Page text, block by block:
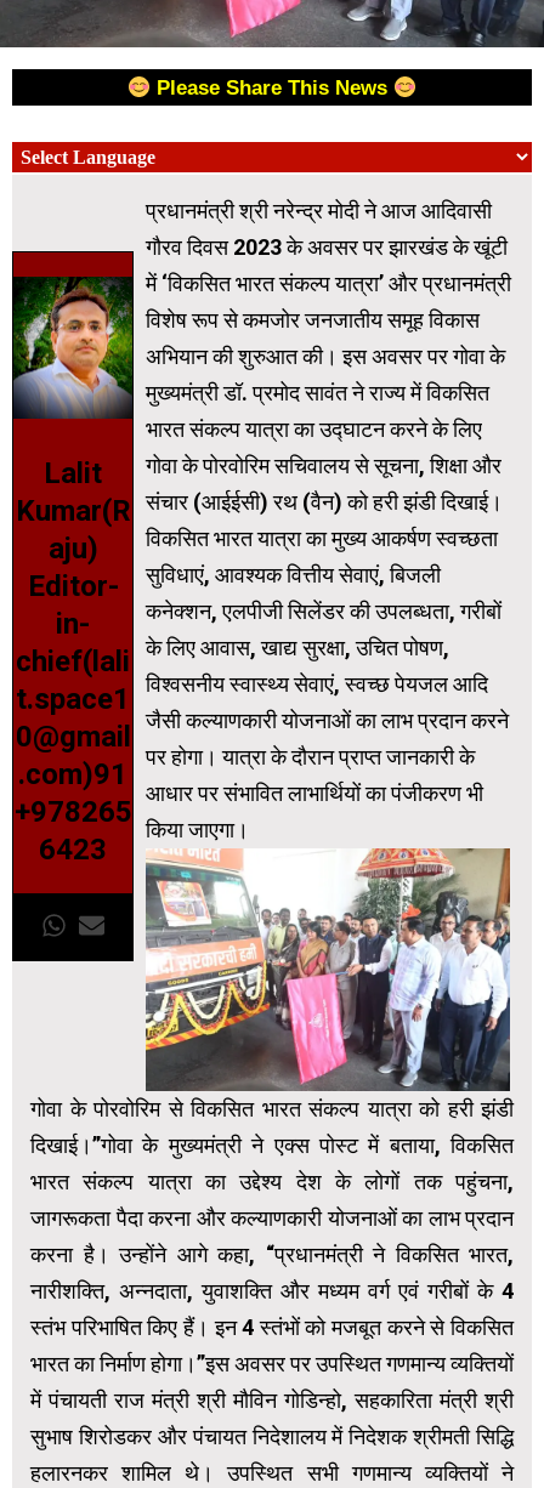
Please Share This News
Lalit
Kumar(R
aju)
Editor-
in-
chief(lali
t.space1
0@gmail
.com)91
+978265
6423
प्रधानमंत्री श्री नरेन्द्र मोदी ने आज आदिवासी
गौरव दिवस 2023 के अवसर पर झारखंड के खूंटी
में ‘विकसित भारत संकल्प यात्रा’ और प्रधानमंत्री
विशेष रूप से कमजोर जनजातीय समूह विकास
अभियान की शुरुआत की। इस अवसर पर गोवा के
मुख्यमंत्री डॉ. प्रमोद सावंत ने राज्य में विकसित
भारत संकल्प यात्रा का उद्घाटन करने के लिए
गोवा के पोरवोरिम सचिवालय से सूचना, शिक्षा और
संचार (आईईसी) रथ (वैन) को हरी झंडी दिखाई।
विकसित भारत यात्रा का मुख्य आकर्षण स्वच्छता
सुविधाएं, आवश्यक वित्तीय सेवाएं, बिजली
कनेक्शन, एलपीजी सिलेंडर की उपलब्धता, गरीबों
के लिए आवास, खाद्य सुरक्षा, उचित पोषण,
विश्वसनीय स्वास्थ्य सेवाएं, स्वच्छ पेयजल आदि
जैसी कल्याणकारी योजनाओं का लाभ प्रदान करने
पर होगा। यात्रा के दौरान प्राप्त जानकारी के
आधार पर संभावित लाभार्थियों का पंजीकरण भी
किया जाएगा।
गोवा के पोरवोरिम से विकसित भारत संकल्प यात्रा को हरी झंडी
दिखाई।”गोवा के मुख्यमंत्री ने एक्स पोस्ट में बताया, विकसित
भारत संकल्प यात्रा का उद्देश्य देश के लोगों तक पहुंचना,
जागरूकता पैदा करना और कल्याणकारी योजनाओं का लाभ प्रदान
करना है। उन्होंने आगे कहा, “प्रधानमंत्री ने विकसित भारत,
नारीशक्ति, अन्नदाता, युवाशक्ति और मध्यम वर्ग एवं गरीबों के 4
स्तंभ परिभाषित किए हैं। इन 4 स्तंभों को मजबूत करने से विकसित
भारत का निर्माण होगा।”इस अवसर पर उपस्थित गणमान्य व्यक्तियों
में पंचायती राज मंत्री श्री मौविन गोडिन्हो, सहकारिता मंत्री श्री
सुभाष शिरोडकर और पंचायत निदेशालय में निदेशक श्रीमती सिद्धि
हलारनकर शामिल थे। उपस्थित सभी गणमान्य व्यक्तियों ने